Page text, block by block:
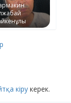
кіру керек.